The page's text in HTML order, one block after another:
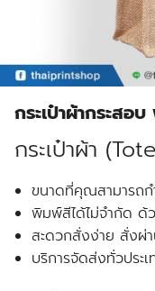
กระเป๋าผ้ากระสอ
กระเป๋าผ้า
ขนาดที่คุณสามารถ
พิมพ์สีได้ไม่จำกัด ด้
สะดวกสั่งง่าย สั่งผ่
บริการจัดส่งทั่วประเ